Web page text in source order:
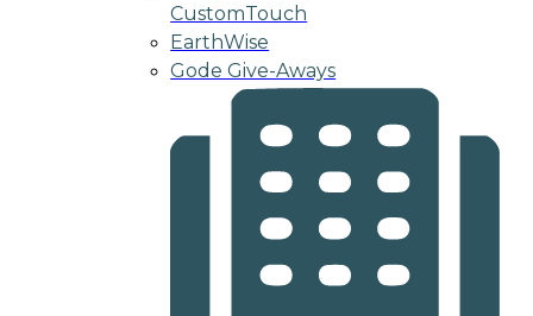
CustomTouch
EarthWise
Gode Give-Aways